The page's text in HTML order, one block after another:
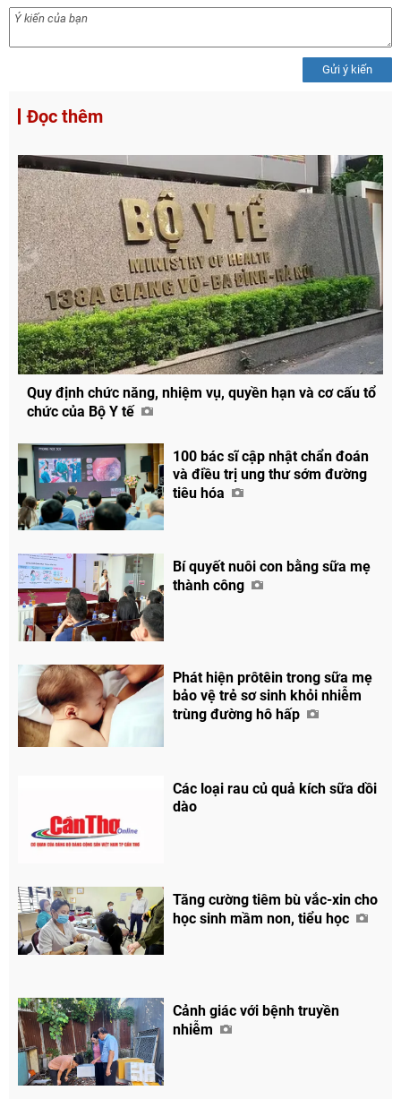
Gửi ý kiến
Đọc thêm
Quy định chức năng, nhiệm vụ, quyền hạn và cơ cấu tổ
chức của Bộ Y tế
100 bác sĩ cập nhật chẩn đoán
và điều trị ung thư sớm đường
tiêu hóa
Bí quyết nuôi con bằng sữa mẹ
thành công
Phát hiện prôtêin trong sữa mẹ
bảo vệ trẻ sơ sinh khỏi nhiễm
trùng đường hô hấp
Các loại rau củ quả kích sữa dồi
dào
Tăng cường tiêm bù vắc-xin cho
học sinh mầm non, tiểu học
Cảnh giác với bệnh truyền
nhiễm